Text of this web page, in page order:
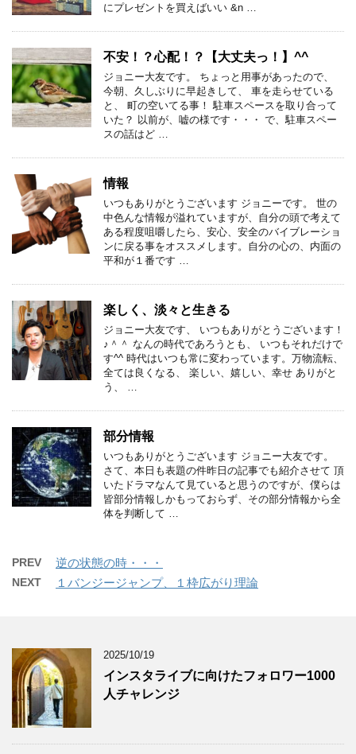
にプレゼントを買えばいい &n …
不安！？心配！？【大丈夫っ！】^^
ジョニー大友です。 ちょっと用事があったので、
今朝、久しぶりに早起きして、 車を走らせている
と、 町の空いてる事！ 駐車スペースを取り合って
いた？ 以前が、嘘の様です・・・ で、駐車スペー
スの話はど …
情報
いつもありがとうございます ジョニーです。 世の
中色んな情報が溢れていますが、自分の頭で考えて
ある程度咀嚼したら、安心、安全のバイブレーショ
ンに戻る事をオススメします。自分の心の、内面の
平和が１番です …
楽しく、淡々と生きる
ジョニー大友です、 いつもありがとうございます！
♪＾＾ なんの時代であろうとも、 いつもそれだけで
す^^ 時代はいつも常に変わっています。万物流転、
全ては良くなる、 楽しい、嬉しい、幸せ ありがと
う、 …
部分情報
いつもありがとうございます ジョニー大友です。
さて、本日も表題の件昨日の記事でも紹介させて 頂
いたドラマなんて見ていると思うのですが、僕らは
皆部分情報しかもっておらず、その部分情報から全
体を判断して …
PREV 逆の状態の時・・・
NEXT １バンジージャンプ、１枠広がり理論
2025/10/19
インスタライブに向けたフォロワー1000
人チャレンジ